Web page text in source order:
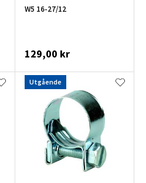
W5 16-27/12
129,00 kr
Utgående